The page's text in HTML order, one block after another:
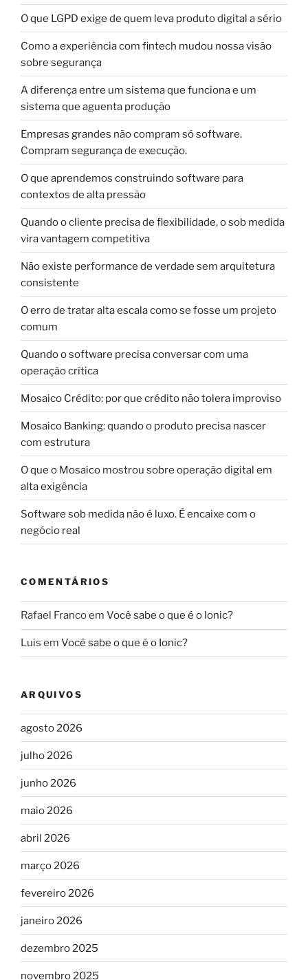
O que LGPD exige de quem leva produto digital a sério
Como a experiência com fintech mudou nossa visão
sobre segurança
A diferença entre um sistema que funciona e um
sistema que aguenta produção
Empresas grandes não compram só software.
Compram segurança de execução.
O que aprendemos construindo software para
contextos de alta pressão
Quando o cliente precisa de flexibilidade, o sob medida
vira vantagem competitiva
Não existe performance de verdade sem arquitetura
consistente
O erro de tratar alta escala como se fosse um projeto
comum
Quando o software precisa conversar com uma
operação crítica
Mosaico Crédito: por que crédito não tolera improviso
Mosaico Banking: quando o produto precisa nascer
com estrutura
O que o Mosaico mostrou sobre operação digital em
alta exigência
Software sob medida não é luxo. É encaixe com o
negócio real
COMENTÁRIOS
Rafael Francoem Você sabe o que é o Ionic?
Luis em Você sabe o que é o Ionic?
ARQUIVOS
agosto 2026
julho 2026
junho 2026
maio 2026
abril 2026
março 2026
fevereiro 2026
janeiro 2026
dezembro 2025
novembro 2025